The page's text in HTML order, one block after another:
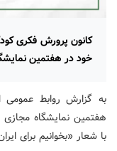
کانون پرورش فکری
خود در هفتمین
به گزارش روابط عمومی
با شعار «بخوانیم برای